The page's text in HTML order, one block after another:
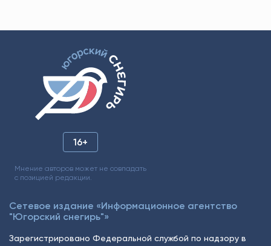
16+
Мнение авторов может не совпадать
с позицией редакции.
Сетевое издание «Информационное агентство
"Югорский снегирь"»
Зарегистрировано Федеральной службой по надзору в